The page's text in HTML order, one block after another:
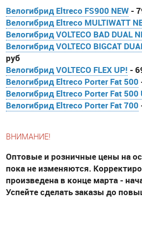
Велогибрид Eltreco FS900 NEW -
Велогибрид Eltreco MULTIWATT
Велогибрид VOLTECO BAD DUAL
Велогибрид VOLTECO BIGCAT
руб
Велогибрид VOLTECO FLEX UP! -
Велогибрид Eltreco Porter Fat 500
Велогибрид Eltreco Porter Fat 500
Велогибрид Eltreco Porter Fat 700
ВНИМАНИЕ!
Оптовые и розничные цены на
пока не изменяются.
произведена в конце марта -
Успейте сделать заказы до